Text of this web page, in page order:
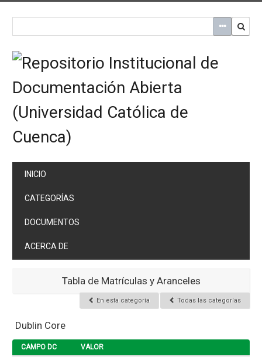
INICIO
CATEGORÍAS
DOCUMENTOS
ACERCA DE
Tabla de Matrículas y Aranceles
En esta categoría Todas las categorías
Dublin Core
CAMPO DC VALOR